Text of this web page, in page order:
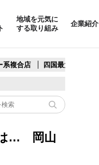
地域を元気に
する取り組み
企業紹介
系複合店 四国最大スリコ
は… 岡山